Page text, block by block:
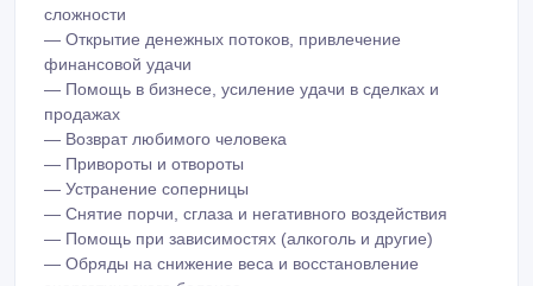
сложности
— Открытие денежных потоков, привлечение
финансовой удачи
— Помощь в бизнесе, усиление удачи в сделках и
продажах
— Возврат любимого человека
— Привороты и отвороты
— Устранение соперницы
— Снятие порчи, сглаза и негативного воздействия
— Помощь при зависимостях (алкоголь и другие)
— Обряды на снижение веса и восстановление